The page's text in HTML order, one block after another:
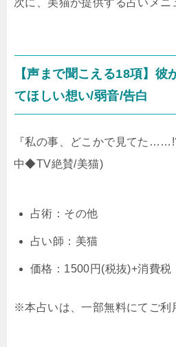
次に、美猫が提供する占いメニ
【声まで聞こえる18項】彼
てほしい想い/弱音/告白
『私の事、どこかで見てた
中◆TV絶賛/美猫)
占術：その他
占い師：美猫
価格：1500円(税抜)+消費税
※本占いは、一部無料にてご利